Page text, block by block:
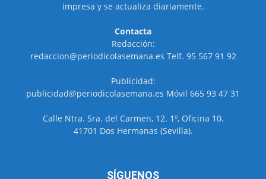
impresa y se actualiza diariamente.
Contacta
Redacción:
redaccion@periodicolasemana.es Telf. 95 567 91 92
Publicidad:
publicidad@periodicolasemana.es Móvil 665 93 47 31
Calle Ntra. Sra. del Carmen, 12. 1º, Oficina 10.
41701 Dos Hermanas (Sevilla).
SÍGUENOS